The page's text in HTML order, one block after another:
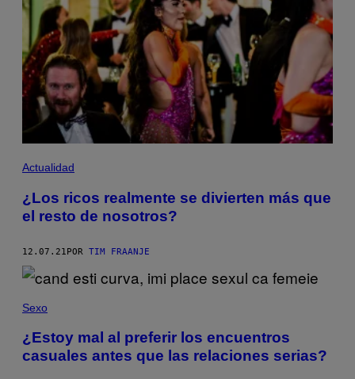
Actualidad
¿Los ricos realmente se divierten más que
el resto de nosotros?
12.07.21POR TIM FRAANJE
Sexo
¿Estoy mal al preferir los encuentros
casuales antes que las relaciones serias?